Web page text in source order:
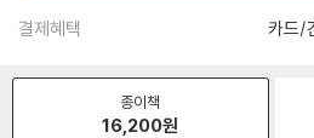
결제혜택 카드/
종이책
16,200원